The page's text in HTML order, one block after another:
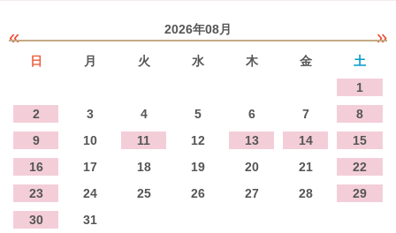
« »
2026年08月
日 月 火 水 木 金
土
1
2
3 4 5 6 7
8
9
10 11 12 13 14
15
16
17 18 19 20 21
22
23
24 25 26 27 28
29
30
31